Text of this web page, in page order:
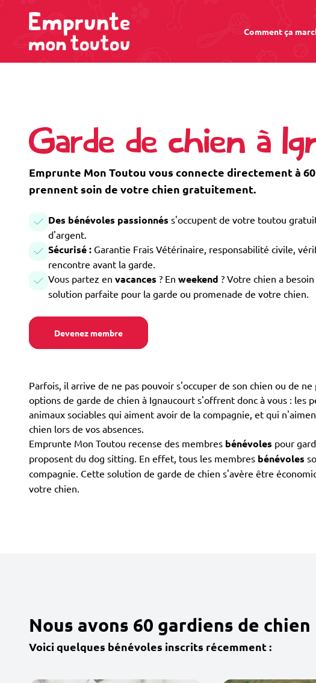
Comment ça
Garde de chien à
Emprunte Mon Toutou vous connecte directement à
prennent soin de votre chien gratuitement.
Des bénévoles passionnés s'occupent de votre toutou
d'argent.
Sécurisé : Garantie Frais Vétérinaire, responsabilité civile,
rencontre avant la garde.
Vous partez en vacances ? En weekend ? Votre chien a
solution parfaite pour la garde ou promenade de votre chien.
Devenez membre
Parfois, il arrive de ne pas pouvoir s'occuper de son chien ou de
options de garde de chien à Ignaucourt s'offrent donc à vous : les
animaux sociables qui aiment avoir de la compagnie, et qui
chien lors de vos absences.
Emprunte Mon Toutou recense des membres bénévoles pour
proposent du dog sitting. En effet, tous les membres bénévoles
compagnie. Cette solution de garde de chien s'avère être
votre chien.
Nous avons 60 gardiens de
Voici quelques bénévoles inscrits récemment :